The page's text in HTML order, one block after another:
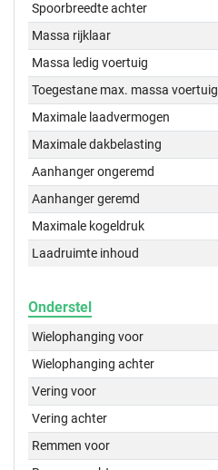
Spoorbreedte achter
Massa rijklaar
Massa ledig voertuig
Toegestane max. massa voertuig
Maximale laadvermogen
Maximale dakbelasting
Aanhanger ongeremd
Aanhanger geremd
Maximale kogeldruk
Laadruimte inhoud
Onderstel
Wielophanging voor
Wielophanging achter
Vering voor
Vering achter
Remmen voor